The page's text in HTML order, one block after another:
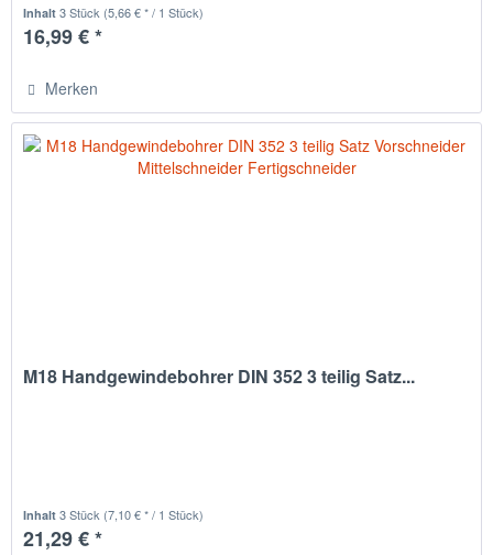
Inhalt3 Stück (5,66 € * / 1 Stück)
16,99 € *
Merken
M18 Handgewindebohrer DIN 352 3 teilig Satz...
Inhalt3 Stück (7,10 € * / 1 Stück)
21,29 € *